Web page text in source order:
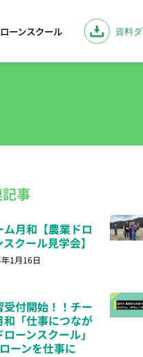
ローンスクール
事
ム月和【農業ドロ
スクール見学会】
1月16日
受付開始！！チー
和「仕事につなが
ローンスクール」
ーンを仕事に